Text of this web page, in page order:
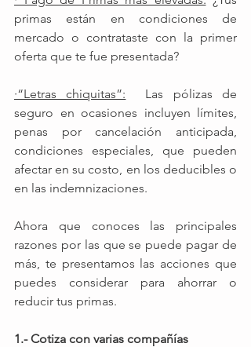
primas están en condiciones de
mercado o contrataste con la primer
oferta que te fue presentada?
·“Letras chiquitas”:
  Las pólizas de
seguro en ocasiones incluyen límites,
penas por cancelación anticipada,
condiciones especiales, que pueden
afectar en su costo, en los deducibles o
en las indemnizaciones.
Ahora que conoces las principales
razones por las que se puede pagar de
más, te presentamos las acciones que
puedes considerar para ahorrar o
reducir tus primas.
1.- Cotiza con varias compañías